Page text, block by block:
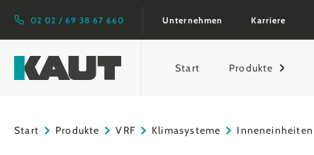
Zur Hauptnavigation springen
02 02 / 69 38 67 660 Unternehmen Karriere
Start Produkte
Start Produkte VRF Klimasysteme Inneneinheiten